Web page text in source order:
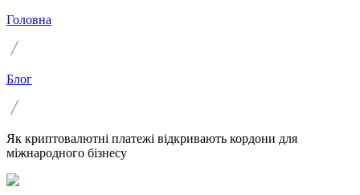
Головна
Блог
Як криптовалютні платежі відкривають кордони для
міжнародного бізнесу